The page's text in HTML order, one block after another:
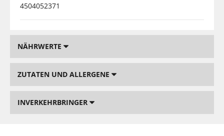
4504052371
NÄHRWERTE
ZUTATEN UND ALLERGENE
INVERKEHRBRINGER